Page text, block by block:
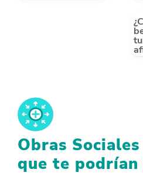
Obras
que te